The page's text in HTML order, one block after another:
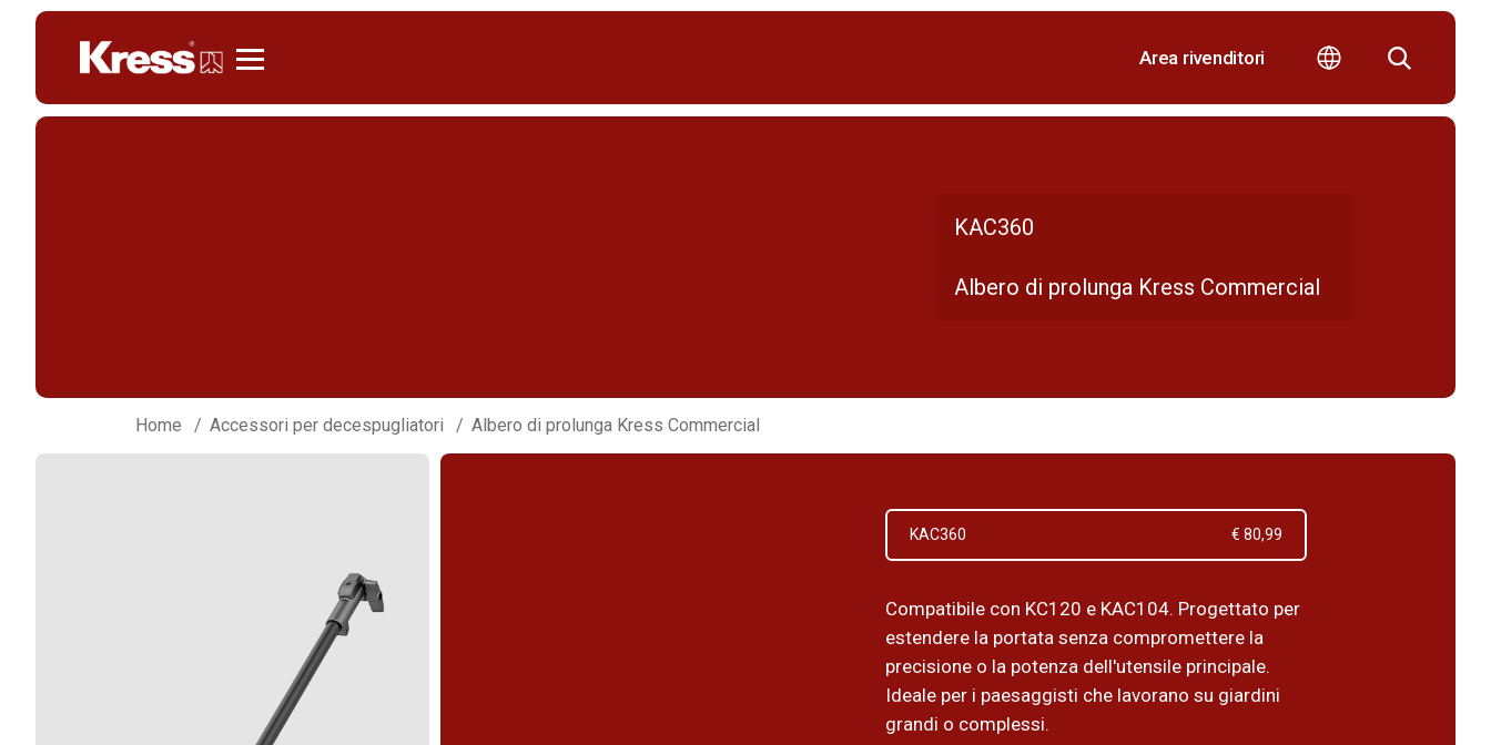
Area rivenditori
KAC360
Albero di prolunga Kress Commercial
Home Accessori per decespugliatori Albero di prolunga Kress Commercial
KAC360 € 80,99
Compatibile con KC120 e KAC104. Progettato per
estendere la portata senza compromettere la
precisione o la potenza dell'utensile principale.
Ideale per i paesaggisti che lavorano su giardini
grandi o complessi.